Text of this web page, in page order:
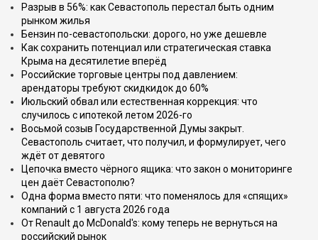
Разрыв в 56%: как Севастополь перестал быть одним
рынком жилья
Бензин по-севастопольски: дорого, но уже дешевле
Как сохранить потенциал или стратегическая ставка
Крыма на десятилетие вперёд
Российские торговые центры под давлением:
арендаторы требуют скидкидок до 60%
Июльский обвал или естественная коррекция: что
случилось с ипотекой летом 2026-го
Восьмой созыв Государственной Думы закрыт.
Севастополь считает, что получил, и формулирует, чего
ждёт от девятого
Цепочка вместо чёрного ящика: что закон о мониторинге
цен даёт Севастополю?
Одна форма вместо пяти: что поменялось для «спящих»
компаний с 1 августа 2026 года
От Renault до McDonald's: кому теперь не вернуться на
российский рынок